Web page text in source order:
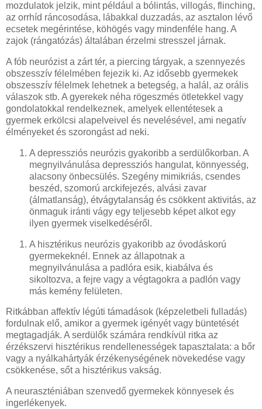
mozdulatok jelzik, mint például a bólintás, villogás, flinching,
az orrhíd ráncosodása, lábakkal duzzadás, az asztalon lévő
ecsetek megérintése, köhögés vagy mindenféle hang. A
zajok (rángatózás) általában érzelmi stresszel járnak.
A fób neurózist a zárt tér, a piercing tárgyak, a szennyezés
obszesszív félelmében fejezik ki. Az idősebb gyermekek
obszesszív félelmek lehetnek a betegség, a halál, az orális
válaszok stb. A gyerekek néha rögeszmés ötletekkel vagy
gondolatokkal rendelkeznek, amelyek ellentétesek a
gyermek erkölcsi alapelveivel és nevelésével, ami negatív
élményeket és szorongást ad neki.
A depressziós neurózis gyakoribb a serdülőkorban. A
megnyilvánulása depressziós hangulat, könnyesség,
alacsony önbecsülés. Szegény mimikriás, csendes
beszéd, szomorú arckifejezés, alvási zavar
(álmatlanság), étvágytalanság és csökkent aktivitás, az
önmaguk iránti vágy egy teljesebb képet alkot egy
ilyen gyermek viselkedéséről.
A hisztérikus neurózis gyakoribb az óvodáskorú
gyermekeknél. Ennek az állapotnak a
megnyilvánulása a padlóra esik, kiabálva és
sikoltozva, a fejre vagy a végtagokra a padlón vagy
más kemény felületen.
Ritkábban affektív légúti támadások (képzeletbeli fulladás)
fordulnak elő, amikor a gyermek igényét vagy büntetését
megtagadják. A serdülők számára rendkívül ritka az
érzékszervi hisztérikus rendellenességek tapasztalata: a bőr
vagy a nyálkahártyák érzékenységének növekedése vagy
csökkenése, sőt a hisztérikus vakság.
A neuraszténiában szenvedő gyermekek könnyesek és
ingerlékenyek.